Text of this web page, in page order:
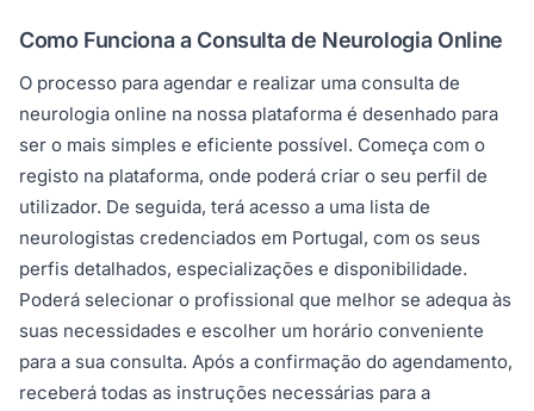
Como Funciona a Consulta de Neurologia Online
O processo para agendar e realizar uma consulta de
neurologia online na nossa plataforma é desenhado para
ser o mais simples e eficiente possível. Começa com o
registo na plataforma, onde poderá criar o seu perfil de
utilizador. De seguida, terá acesso a uma lista de
neurologistas credenciados em Portugal, com os seus
perfis detalhados, especializações e disponibilidade.
Poderá selecionar o profissional que melhor se adequa às
suas necessidades e escolher um horário conveniente
para a sua consulta. Após a confirmação do agendamento,
receberá todas as instruções necessárias para a